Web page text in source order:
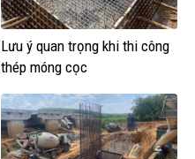
Lưu ý quan trọng khi thi công
thép móng cọc